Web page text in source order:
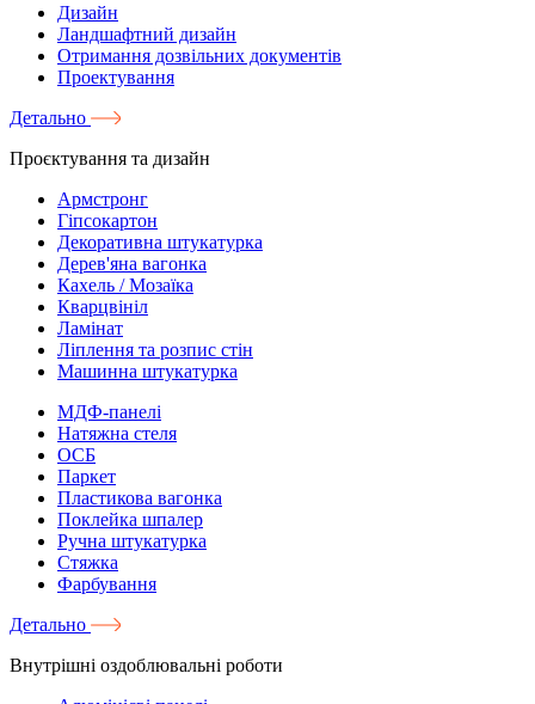
Дизайн
Ландшафтний дизайн
Отримання дозвільних документів
Проектування
Детально
Проєктування та дизайн
Армстронг
Гіпсокартон
Декоративна штукатурка
Дерев'яна вагонка
Кахель / Мозаїка
Кварцвініл
Ламінат
Ліплення та розпис стін
Машинна штукатурка
МДФ-панелі
Натяжна стеля
ОСБ
Паркет
Пластикова вагонка
Поклейка шпалер
Ручна штукатурка
Стяжка
Фарбування
Детально
Внутрішні оздоблювальні роботи